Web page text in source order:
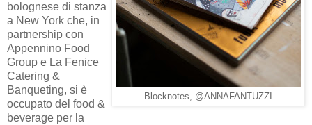
Blocknotes, @ANNAFANTUZZI
bolognese di stanza
a New York che, in
partnership con
Appennino Food
Group e La Fenice
Catering &
Banqueting, si è
occupato del food &
beverage per la